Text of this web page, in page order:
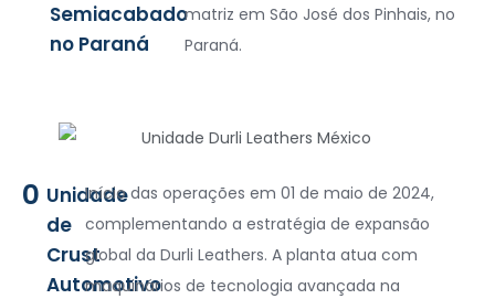
Semiacabado
no Paraná
matriz em São José dos Pinhais, no
Paraná.
0 Unidade
de
Crust
Automotivo
Início das operações em 01 de maio de 2024,
complementando a estratégia de expansão
global da Durli Leathers. A planta atua com
maquinários de tecnologia avançada na